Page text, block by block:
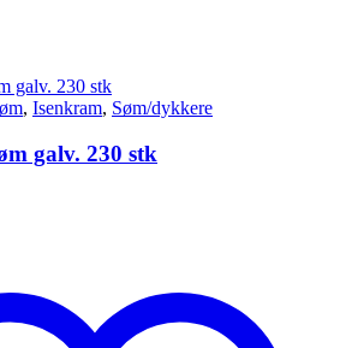
, Isenkram, Søm/dykkere
galv. 230 stk